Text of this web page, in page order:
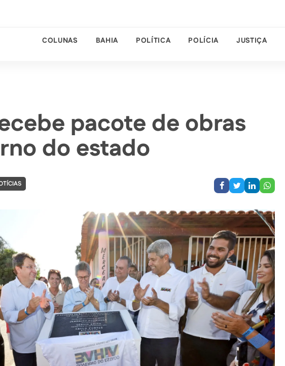
COLUNAS BAHIA POLÍTICA POLÍCIA JUSTIÇA
pacote de obras
do estado